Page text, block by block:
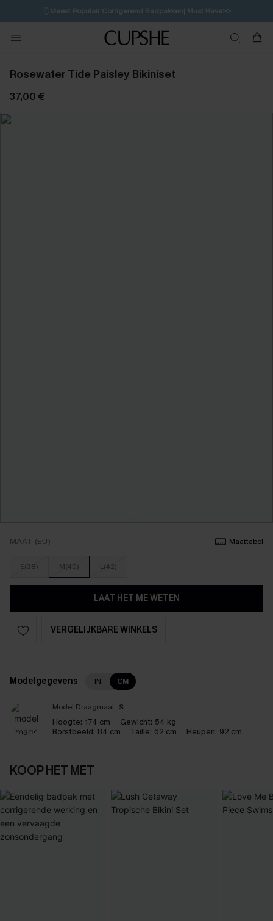
🩱Meest Populair Corrigerend Badpakken| Must Have>>
💌Abonneer je & ontvang tot 15% korting>>
Koop 3, krijg 15% korting | CODE: SW15 12H:30M:36S
Rosewater Tide Paisley Bikiniset
37,00 €
MAAT (EU) Maattabel
S(38) M(40) L(42)
LAAT HET ME WETEN
VERGELIJKBARE WINKELS
Modelgegevens IN CM
Model Draagmaat: S
Hoogte: 174 cm Gewicht: 54 kg
Borstbeeld: 84 cm Taille: 62 cm Heupen: 92 cm
KOOP HET MET